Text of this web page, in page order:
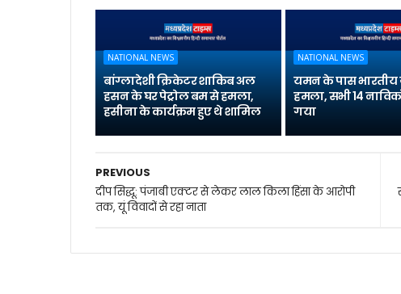
NATIONAL NEWS
बांग्लादेशी क्रिकेटर शाकिब अल
हसन के घर पेट्रोल बम से हमला,
हसीना के कार्यक्रम हुए थे शामिल
NATIONAL NEWS
यमन के पास भारतीय
हमला, सभी 14
गया
PREVIOUS
दीप सिद्धू: पंजाबी एक्टर से लेकर लाल किला हिंसा के आरोपी
तक, यूं विवादों से रहा नाता